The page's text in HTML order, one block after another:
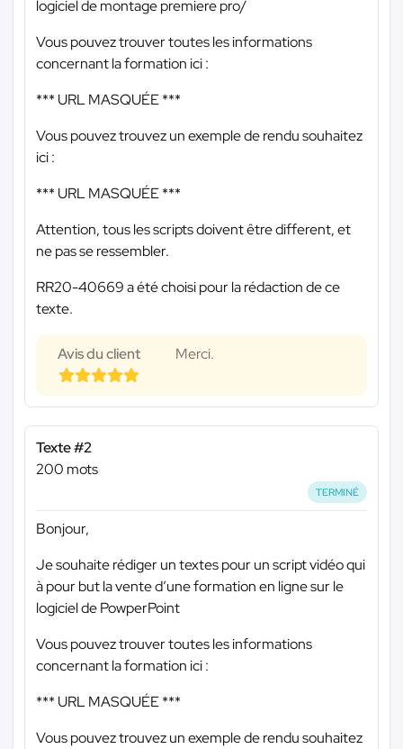
logiciel de montage premiere pro/
Vous pouvez trouver toutes les informations
concernant la formation ici :
*** URL MASQUÉE ***
Vous pouvez trouvez un exemple de rendu souhaitez
ici :
*** URL MASQUÉE ***
Attention, tous les scripts doivent être different, et
ne pas se ressembler.
RR20-40669 a été choisi pour la rédaction de ce
texte.
Avis du client Merci.
Texte #2
200 mots
TERMINÉ
Bonjour,
Je souhaite rédiger un textes pour un script vidéo qui
à pour but la vente d’une formation en ligne sur le
logiciel de PowperPoint
Vous pouvez trouver toutes les informations
concernant la formation ici :
*** URL MASQUÉE ***
Vous pouvez trouvez un exemple de rendu souhaitez